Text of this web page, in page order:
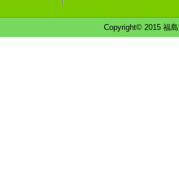
Copyright© 2015 福